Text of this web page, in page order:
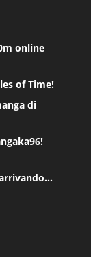
online
of Time!
di